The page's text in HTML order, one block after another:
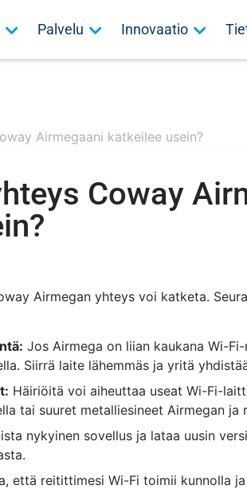
Palvelu Innovaatio
Airmegaani katkeilee usein?
Coway
Airmegan yhteys voi katketa.
Jos Airmega on liian kaukana Wi-
Siirrä laite lähemmäs ja yritä
Häiriöitä voi aiheuttaa useat Wi-Fi-
tai suuret metalliesineet Airmegan ja
nykyinen sovellus ja lataa uusin
että reitittimesi Wi-Fi toimii kunnolla